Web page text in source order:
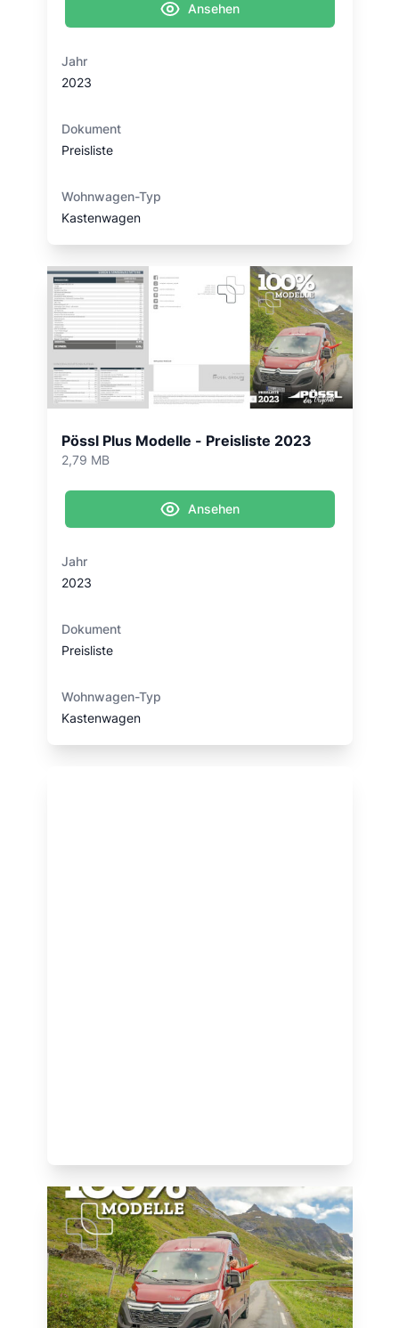
Ansehen
Jahr
2023
Dokument
Preisliste
Wohnwagen-Typ
Kastenwagen
Pössl Plus Modelle - Preisliste 2023
2,79 MB
Ansehen
Jahr
2023
Dokument
Preisliste
Wohnwagen-Typ
Kastenwagen